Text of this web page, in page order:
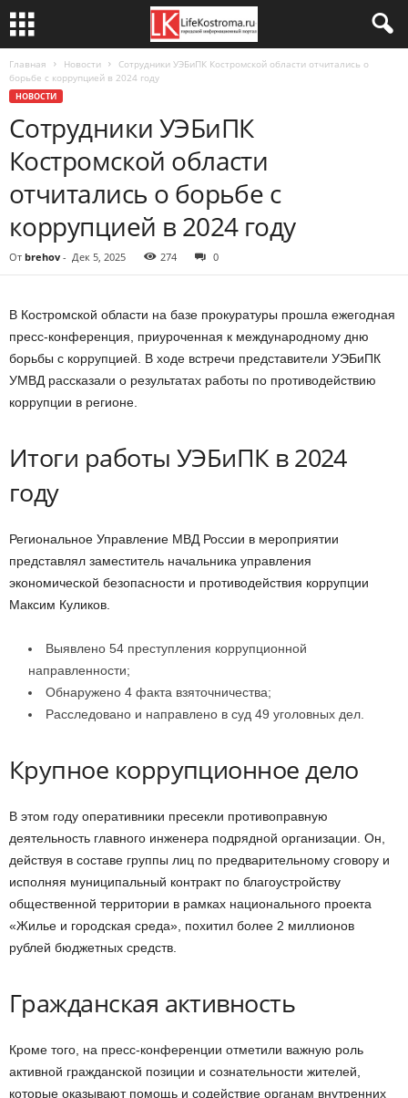
Главная Новости
Сотрудники УЭБиПК Костромской области отчитались о
борьбе с коррупцией в 2024 году
НОВОСТИ
Сотрудники УЭБиПК
Костромской области
отчитались о борьбе с
коррупцией в 2024 году
От brehov - Дек 5, 2025 274 0
В Костромской области на базе прокуратуры прошла ежегодная
пресс-конференция, приуроченная к международному дню
борьбы с коррупцией. В ходе встречи представители УЭБиПК
УМВД рассказали о результатах работы по противодействию
коррупции в регионе.
Итоги работы УЭБиПК в 2024
году
Региональное Управление МВД России в мероприятии
представлял заместитель начальника управления
экономической безопасности и противодействия коррупции
Максим Куликов.
Выявлено 54 преступления коррупционной
направленности;
Обнаружено 4 факта взяточничества;
Расследовано и направлено в суд 49 уголовных дел.
Крупное коррупционное дело
В этом году оперативники пресекли противоправную
деятельность главного инженера подрядной организации. Он,
действуя в составе группы лиц по предварительному сговору и
исполняя муниципальный контракт по благоустройству
общественной территории в рамках национального проекта
«Жилье и городская среда», похитил более 2 миллионов
рублей бюджетных средств.
Гражданская активность
Кроме того, на пресс-конференции отметили важную роль
активной гражданской позиции и сознательности жителей,
которые оказывают помощь и содействие органам внутренних